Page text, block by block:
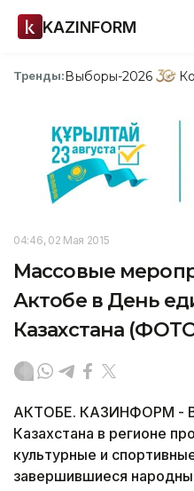
KAZINFORM
Тренды:Выборы-2026
04:46, 02 Мая 2015
Массовые
Актобе в День
Казахстана
АКТОБЕ. КАЗИНФОРМ - В
Казахстана в регионе
культурные и
завершившиеся